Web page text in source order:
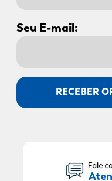
Seu E-mail:
RECEBER